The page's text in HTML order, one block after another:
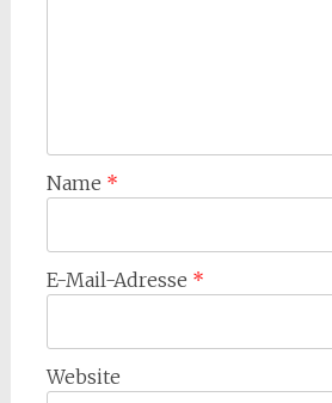
Name *
E-Mail-Adresse *
Website